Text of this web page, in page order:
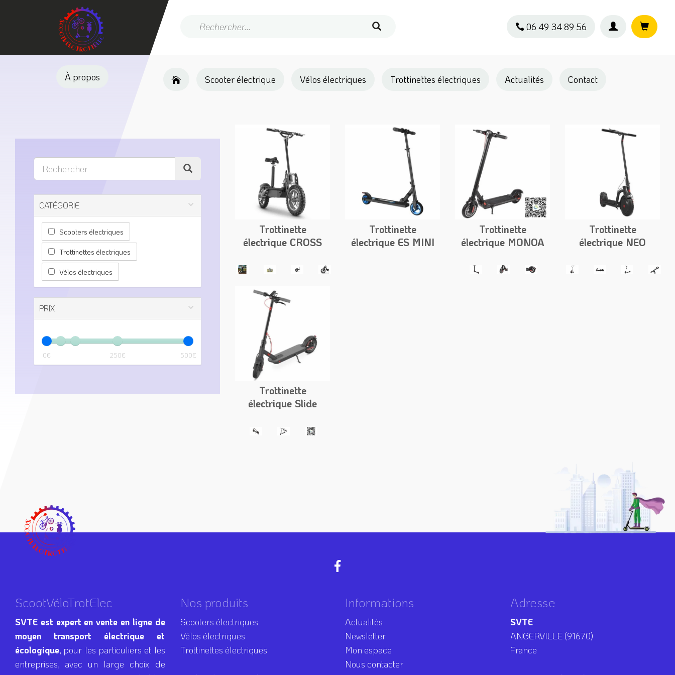
06 49 34 89 56
À propos Scooter électrique Vélos électriques Trottinettes électriques Actualités Contact
CATÉGORIE
Scooters électriques
Trottinettes électriques
Vélos électriques
PRIX
0€ 250€ 500€
Trottinette
électrique CROSS
Trottinette
électrique ES MINI
Trottinette
électrique MONOA
Trottinette
électrique NEO
Sans selle
Trottinette
électrique Slide
MAX Bluetooth +
ScootVéloTrotElec
SVTE est expert en vente en ligne de
moyen transport électrique et
écologique, pour les particuliers et les
entreprises, avec un large choix de
Nos produits
Scooters électriques
Vélos électriques
Trottinettes électriques
Informations
Actualités
Newsletter
Mon espace
Nous contacter
Adresse
SVTE
ANGERVILLE (91670)
France